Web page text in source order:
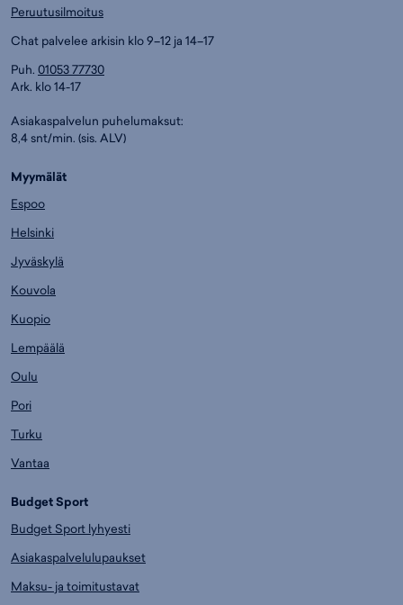
Peruutusilmoitus
Chat palvelee arkisin klo 9–12 ja 14–17
Puh. 01053 77730
Ark. klo 14-17
Asiakaspalvelun puhelumaksut:
8,4 snt/min. (sis. ALV)
Myymälät
Espoo
Helsinki
Jyväskylä
Kouvola
Kuopio
Lempäälä
Oulu
Pori
Turku
Vantaa
Budget Sport
Budget Sport lyhyesti
Asiakaspalvelulupaukset
Maksu- ja toimitustavat